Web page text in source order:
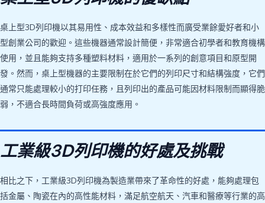
桌上型3D列印機以其易用性、成本效益和多樣性而廣受業餘愛好者和小
型創業公司的歡迎。這些機器通常設計簡便，非常適合初學者和教育機構
使用，並且能夠支持多種塑料材料，適用於一系列的創意項目和原型開
發。然而，桌上型機器的主要限制在於它們的列印尺寸和結構強度，它們
通常只能處理較小的打印任務，且列印出的產品可能因材料限制而顯得脆
弱，不適合長時間負荷或高強度應用。
工業級3D列印機的好處及挑戰
相比之下，工業級3D列印機為製造業帶來了革命性的好處，能夠處理包
括金屬、陶瓷在內的高性能材料，滿足航空航天、汽車和醫療等行業的高